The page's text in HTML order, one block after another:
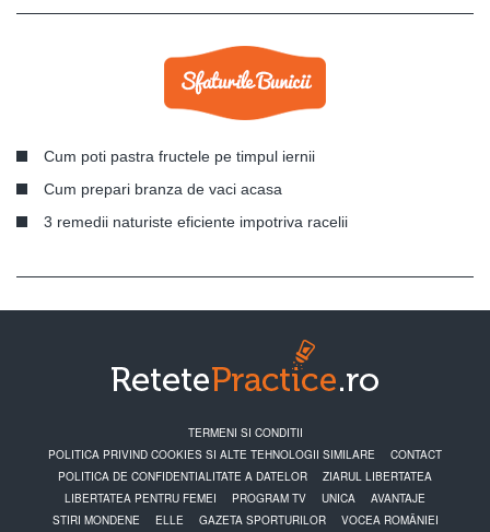
Cum poti pastra fructele pe timpul iernii
Cum prepari branza de vaci acasa
3 remedii naturiste eficiente impotriva racelii
TERMENI SI CONDITII
POLITICA PRIVIND COOKIES SI ALTE TEHNOLOGII SIMILARE
CONTACT
POLITICA DE CONFIDENTIALITATE A DATELOR
ZIARUL LIBERTATEA
LIBERTATEA PENTRU FEMEI
PROGRAM TV UNICA
AVANTAJE
STIRI MONDENE
ELLE GAZETA SPORTURILOR VOCEA ROMÂNIEI